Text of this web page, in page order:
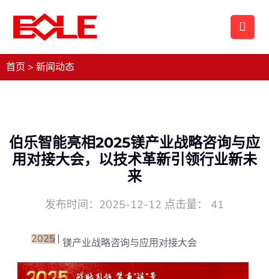
首页 > 新闻动态
伯乐智能亮相2025镁产业战略咨询与应
用对接大会，以技术革新引领行业新未
来
发布时间：2025-12-12 点击量： 41
2025 镁产业战略咨询与应用对接大会